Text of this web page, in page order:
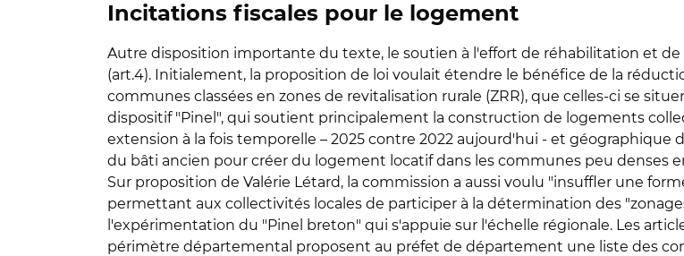
Incitations fiscales pour le logement
Autre disposition importante du texte, le soutien à l'effort de réhabilitation et
(art.4). Initialement, la proposition de loi voulait étendre le bénéfice de la
communes classées en zones de revitalisation rurale (ZRR), que celles-ci se
dispositif "Pinel", qui soutient principalement la construction de logements
extension à la fois temporelle – 2025 contre 2022 aujourd'hui - et géographique
du bâti ancien pour créer du logement locatif dans les communes peu denses
Sur proposition de Valérie Létard, la commission a aussi voulu "insuffler une
permettant aux collectivités locales de participer à la détermination des
l'expérimentation du "Pinel breton" qui s'appuie sur l'échelle régionale. Les
périmètre départemental proposent au préfet de département une liste des